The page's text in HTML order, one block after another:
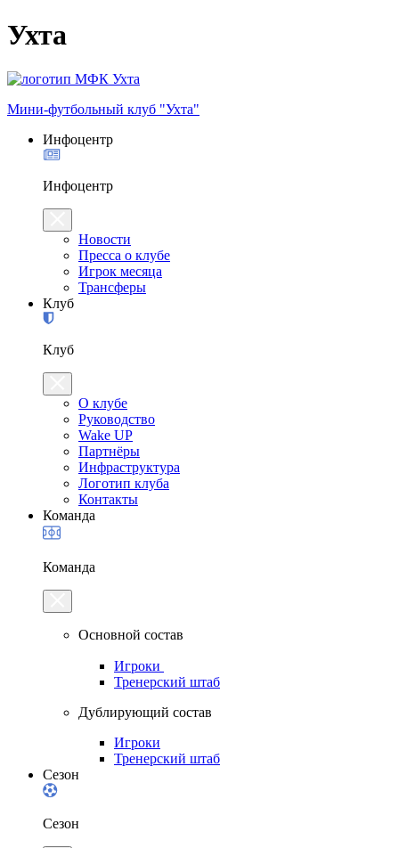
Ухта
Мини-футбольный клуб "Ухта"
Инфоцентр
Инфоцентр
Новости
Пресса о клубе
Игрок месяца
Трансферы
Клуб
Клуб
О клубе
Руководство
Wake UP
Партнёры
Инфраструктура
Логотип клуба
Контакты
Команда
Команда
Основной состав
Игроки
Тренерский штаб
Дублирующий состав
Игроки
Тренерский штаб
Сезон
Сезон